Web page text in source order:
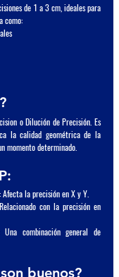
de 1 a 3 cm, ideales para
como:
o Dilución de Precisión. Es
la calidad geométrica de la
momento determinado.
Afecta la precisión en X y Y.
con la precisión en
Una combinación general de
buenos?